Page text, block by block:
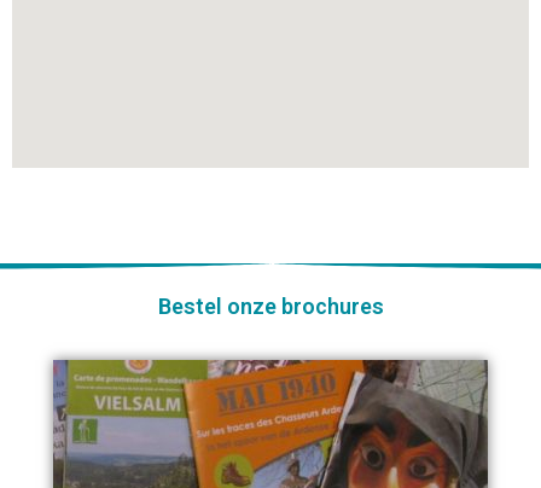
Bestel onze brochures